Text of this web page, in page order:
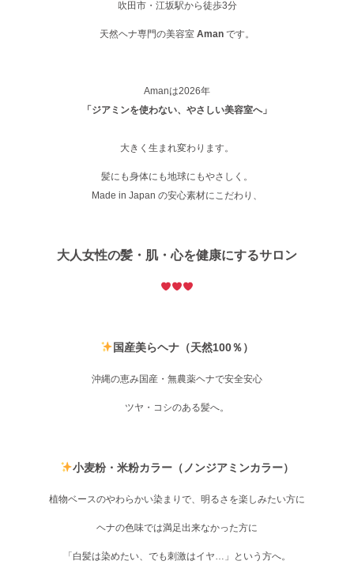
吹田市・江坂駅から徒歩3分
天然ヘナ専門の美容室 Aman です。
Amanは2026年
「ジアミンを使わない、やさしい美容室へ」
大きく生まれ変わります。
髪にも身体にも地球にもやさしく。
Made in Japan の安心素材にこだわり、
大人女性の髪・肌・心を健康にするサロン
国産美らヘナ（天然100％）
沖縄の恵み国産・無農薬ヘナで安全安心
ツヤ・コシのある髪へ。
小麦粉・米粉カラー（ノンジアミンカラー）
植物ベースのやわらかい染まりで、明るさを楽しみたい方に
ヘナの色味では満足出来なかった方に
「白髪は染めたい、でも刺激はイヤ…」という方へ。